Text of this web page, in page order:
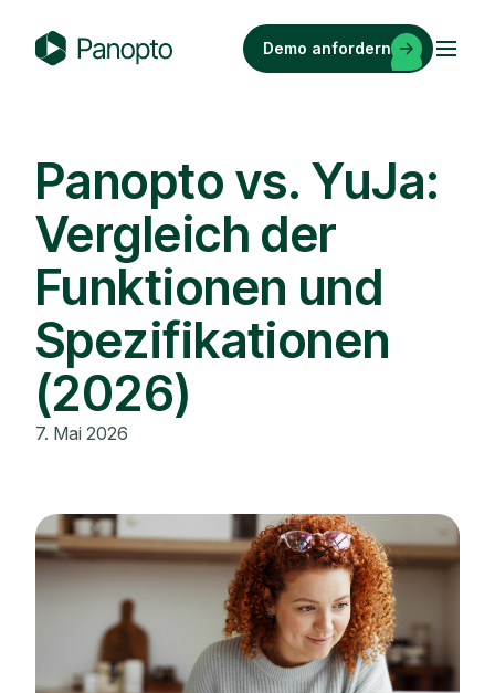
Inhalt
o
p
t
o
Demo anfordern
Panopto vs. YuJa:
Vergleich der
Funktionen und
Spezifikationen
(2026)
7. Mai 2026